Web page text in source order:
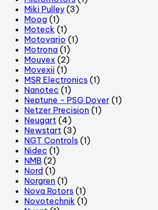
Miki Pulley (3)
Moog (1)
Moteck (1)
Motovario (1)
Motrona (1)
Mouvex (2)
Movexii (1)
MSR Electronics (1)
Nanotec (1)
Neptune - PSG Dover (1)
Netzer Precision (1)
Neugart (4)
Newstart (3)
NGT Controls (1)
Nidec (1)
NMB (2)
Nord (1)
Norgren (1)
Nova Rotors (1)
Novotechnik (1)